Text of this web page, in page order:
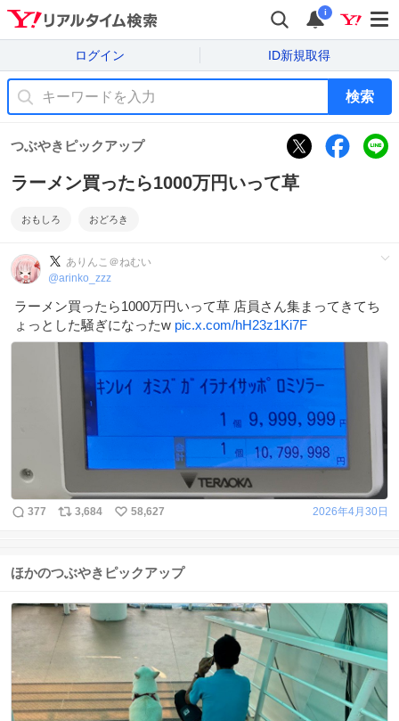
i
ログイン ID新規取得
検索
つぶやきピックアップ
ラーメン買ったら1000万円いって草
おもしろ おどろき
ありんこ＠ねむい
@arinko_zzz
ラーメン買ったら1000万円いって草 店員さん集まってきてち
ょっとした騒ぎになったw pic.x.com/hH23z1Ki7F
377 3,684 58,627 2026年4月30日
ほかのつぶやきピックアップ